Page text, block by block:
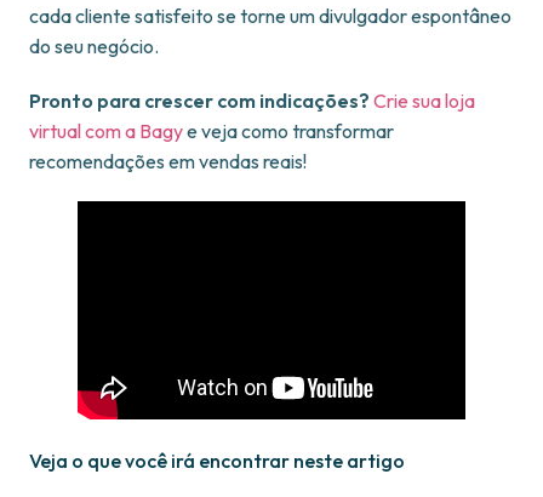
cada cliente satisfeito se torne um divulgador espontâneo
do seu negócio.
Pronto para crescer com indicações? Crie sua loja
virtual com a Bagye veja como transformar
recomendações em vendas reais!
Veja o que você irá encontrar neste artigo